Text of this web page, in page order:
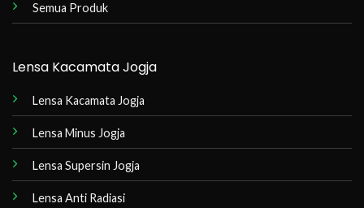
Semua Produk
Lensa Kacamata Jogja
Lensa Kacamata Jogja
Lensa Minus Jogja
Lensa Supersin Jogja
Lensa Anti Radiasi